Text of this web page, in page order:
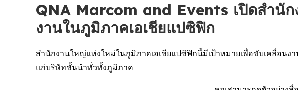
QNA Marcom and Events เปิดสำนัก
งานในภูมิภาคเอเชียแปซิฟิก
สำนักงานใหญ่แห่งใหม่ในภูมิภาคเอเชียแปซิฟิกนี้มีเป้าหมายเพื่อขับเคลื่อน
แก่บริษัทชั้นนำทั่วทั้งภูมิภาค